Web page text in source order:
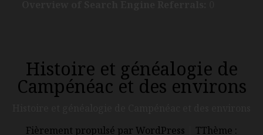
Histoire et généalogie de
Campénéac et des environs
Fièrement propulsé par WordPress
TThème :